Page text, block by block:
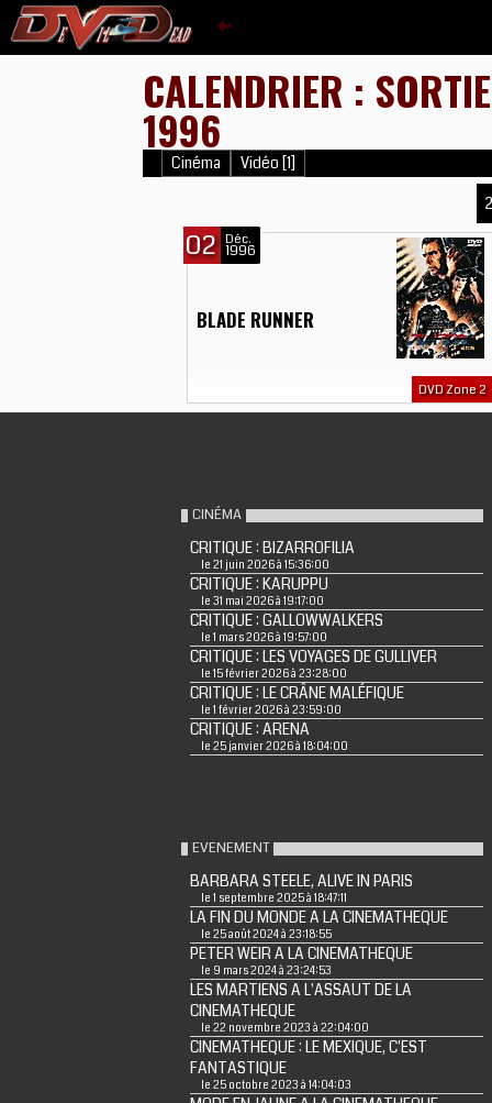
CALENDRIER :
1996
Cinéma Vidéo [1]
02 Déc.
1996
BLADE RUNNER
DVD Zone 2
CINÉMA
CRITIQUE : BIZARROFILIA
le 21 juin 2026 à 15:36:00
CRITIQUE : KARUPPU
le 31 mai 2026 à 19:17:00
CRITIQUE : GALLOWWALKERS
le 1 mars 2026 à 19:57:00
CRITIQUE : LES VOYAGES DE GULLIVER
le 15 février 2026 à 23:28:00
CRITIQUE : LE CRÂNE MALÉFIQUE
le 1 février 2026 à 23:59:00
CRITIQUE : ARENA
le 25 janvier 2026 à 18:04:00
EVENEMENT
BARBARA STEELE, ALIVE IN PARIS
le 1 septembre 2025 à 18:47:11
LA FIN DU MONDE A LA CINEMATHEQUE
le 25 août 2024 à 23:18:55
PETER WEIR A LA CINEMATHEQUE
le 9 mars 2024 à 23:24:53
LES MARTIENS A L'ASSAUT DE LA
CINEMATHEQUE
le 22 novembre 2023 à 22:04:00
CINEMATHEQUE : LE MEXIQUE, C'EST
FANTASTIQUE
le 25 octobre 2023 à 14:04:03